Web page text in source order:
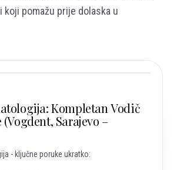
pomažu prije dolaska u
Kompletan Vodič
Sarajevo –
- ključne poruke ukratko: